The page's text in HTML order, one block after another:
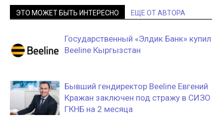
ЭТО МОЖЕТ БЫТЬ ИНТЕРЕСНО ЕЩЕ ОТ АВТОРА
Государственный «Элдик Банк» купил
Beeline Кыргызстан
Бывший гендиректор Beeline Евгений
Кражан заключен под стражу в СИЗО
ГКНБ на 2 месяца